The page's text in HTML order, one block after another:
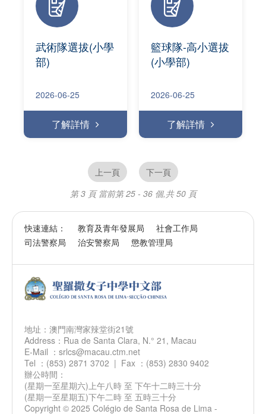
武術隊選拔(小學
部)
2026-06-25
了解詳情
籃球隊-高小選拔
(小學部)
2026-06-25
了解詳情
上一頁
下一頁
第 3 頁 當前第 25 - 36 個,共 50 頁
快速連結： 教育及青年發展局
社會工作局
司法警察局
治安警察局 懲教管理局
地址：澳門南灣家辣堂街21號
Address：Rua de Santa Clara, N.° 21, Macau
E-Mail ：srlcs@macau.ctm.net
Tel ：(853) 2871 3702 | Fax ：(853) 2830 9402
辦公時間：
(星期一至星期六)上午八時 至 下午十二時三十分
(星期一至星期五)下午二時 至 五時三十分
Copyright © 2025 Colégio de Santa Rosa de Lima -